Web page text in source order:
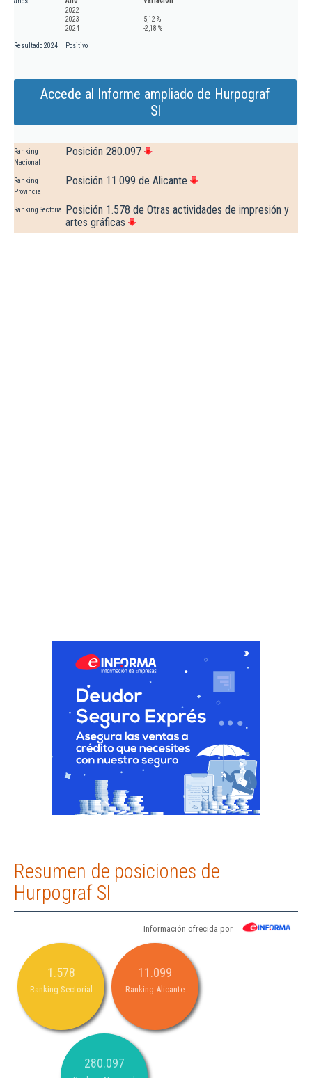
2022
2023
5,12 %
2024
-2,18 %
Resultado 2024 Positivo
Accede al Informe ampliado de Hurpograf
Sl
Ranking
Nacional
Posición 280.097
Ranking
Provincial
Posición 11.099 de Alicante
Ranking Sectorial
Posición 1.578 de Otras actividades de impresión y
artes gráficas
Resumen de posiciones de
Hurpograf Sl
Información ofrecida por
1.578
Ranking Sectorial
11.099
Ranking Alicante
280.097